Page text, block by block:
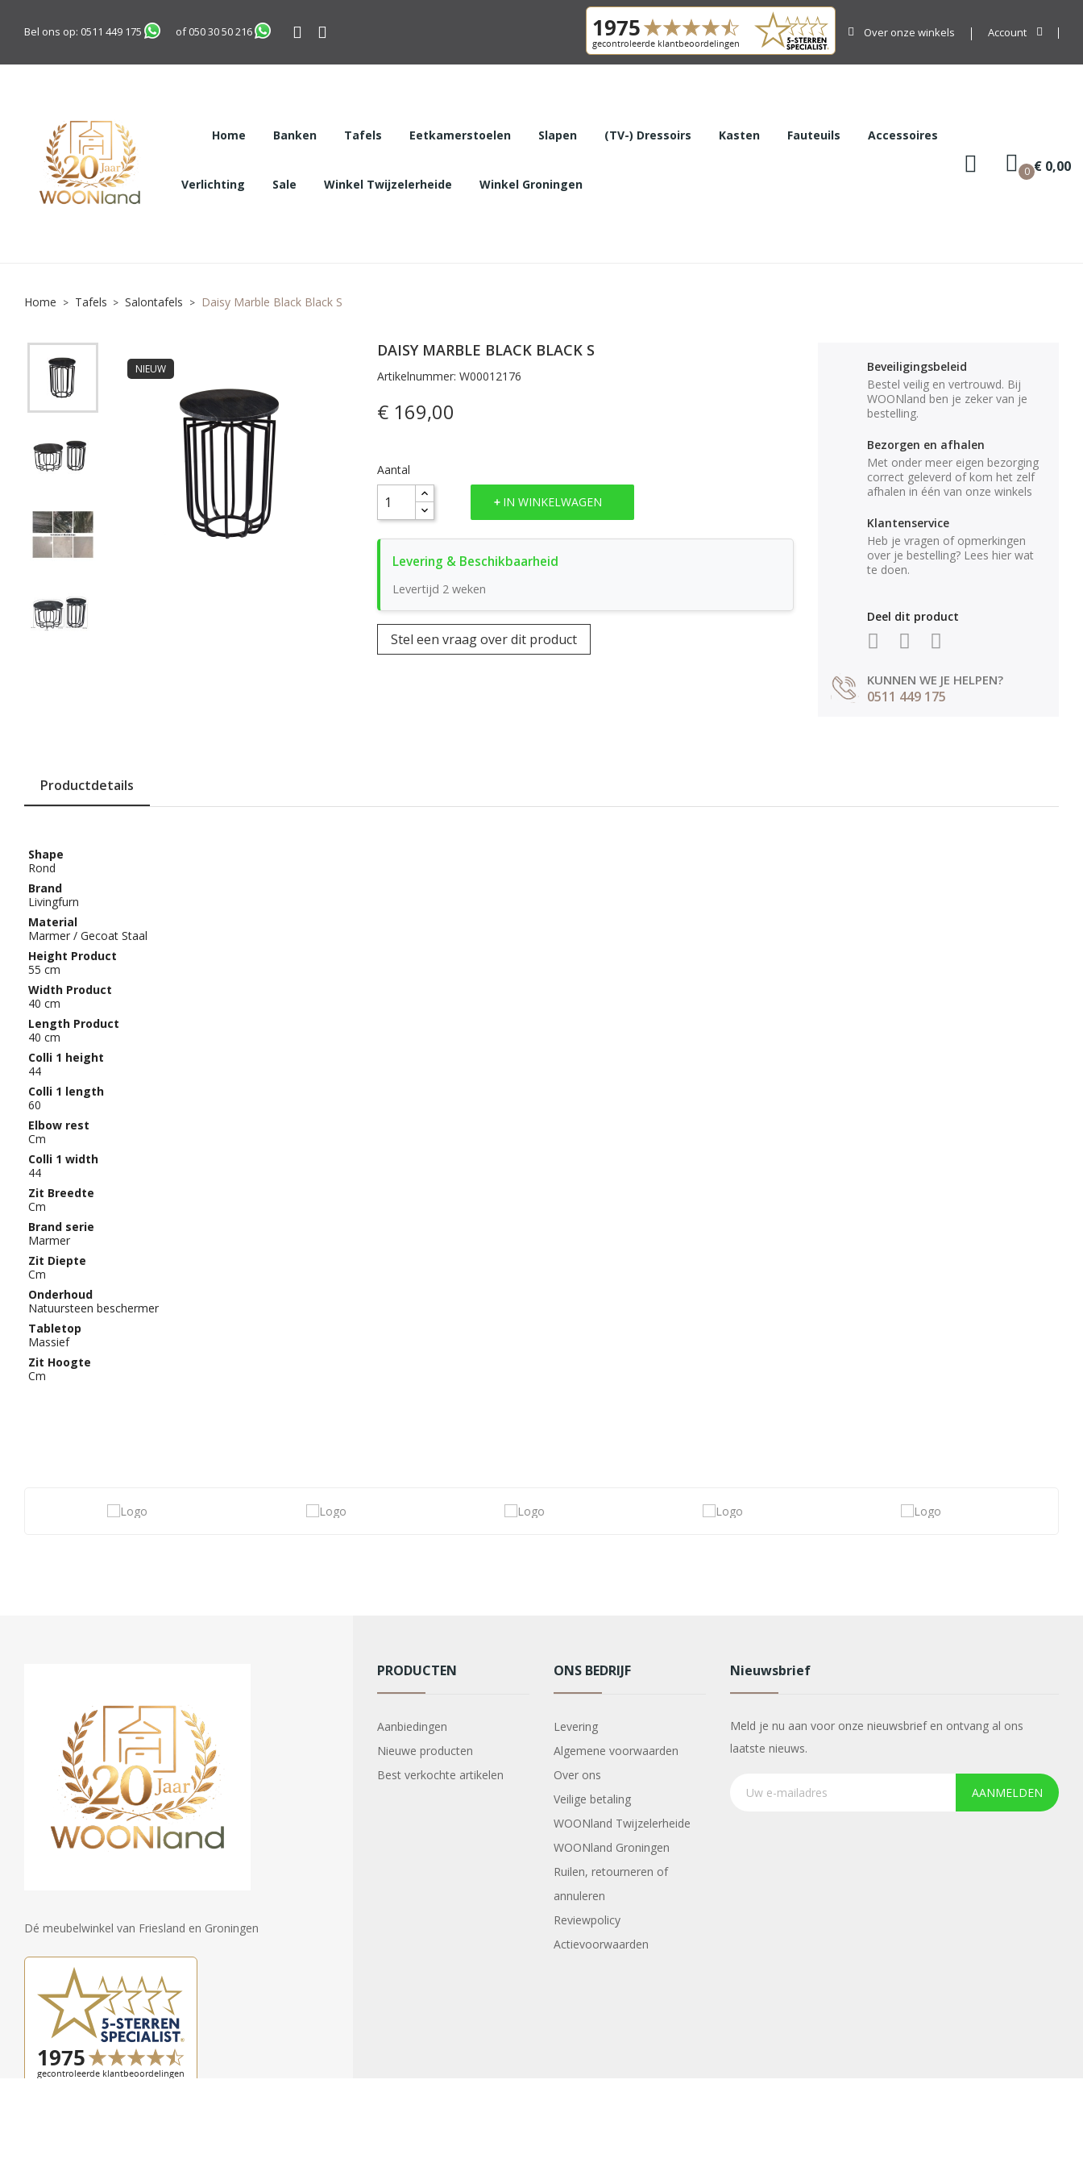
Bel ons op: 0511 449 175 of050 30 50 216 Over onze winkels Account
Home Banken Tafels Eetkamerstoelen Slapen (TV-) Dressoirs Kasten Fauteuils Accessoires
Verlichting Sale Winkel Twijzelerheide Winkel Groningen
0 € 0,00
Home Tafels Salontafels Daisy Marble Black Black S
NIEUW
DAISY MARBLE BLACK BLACK S
Artikelnummer: W00012176
€ 169,00
Aantal
IN WINKELWAGEN
Levertijd 2 weken
Stel een vraag over dit product
Beveiligingsbeleid
Bestel veilig en vertrouwd. Bij
WOONland ben je zeker van je
bestelling.
Bezorgen en afhalen
Met onder meer eigen bezorging
correct geleverd of kom het zelf
afhalen in één van onze winkels
Klantenservice
Heb je vragen of opmerkingen
over je bestelling? Lees hier wat
te doen.
Deel dit product
KUNNEN WE JE HELPEN?
0511 449 175
Productdetails
Shape
Rond
Brand
Livingfurn
Material
Marmer / Gecoat Staal
Height Product
55 cm
Width Product
40 cm
Length Product
40 cm
Colli 1 height
44
Colli 1 length
60
Elbow rest
Cm
Colli 1 width
44
Zit Breedte
Cm
Brand serie
Marmer
Zit Diepte
Cm
Onderhoud
Natuursteen beschermer
Tabletop
Massief
Zit Hoogte
Cm
Dé meubelwinkel van Friesland en Groningen
PRODUCTEN
Aanbiedingen
Nieuwe producten
Best verkochte artikelen
ONS BEDRIJF
Levering
Algemene voorwaarden
Over ons
Veilige betaling
WOONland Twijzelerheide
WOONland Groningen
Ruilen, retourneren of
annuleren
Reviewpolicy
Actievoorwaarden
Nieuwsbrief
Meld je nu aan voor onze nieuwsbrief en ontvang al ons
laatste nieuws.
AANMELDEN